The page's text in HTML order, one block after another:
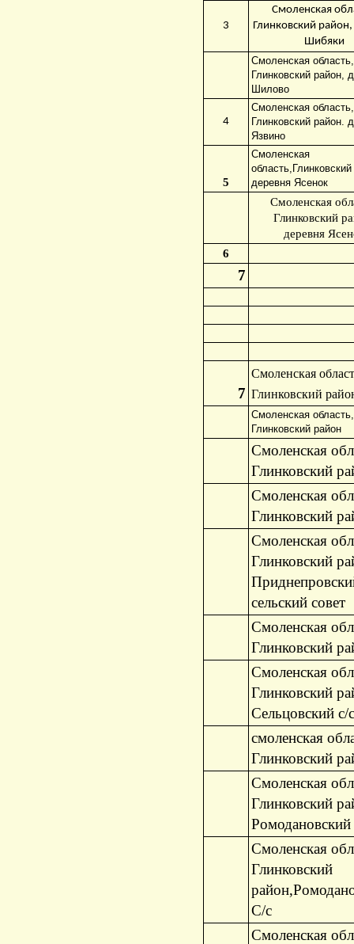
3
Смоленская
Глинковский
Шибяки
Смоленская область,
Глинковский район,
Шилово
4
Смоленская область,
Глинковский район.
Язвино
5
Смоленская
деревня Ясенок
Смоленская
Глинковский
деревня
6
7
7
Смоленская
Глинковский
Смоленская область,
Глинковский район
Смоленская
Глинковский
Смоленская
Глинковский
Смоленская
Глинковский
сельский совет
Смоленская
Глинковский
Смоленская
Глинковский
Сельцовский с/с
смоленская
Глинковский
Смоленская
Глинковский
Ромодановский
Смоленская
Глинковский
С/с
Смоленская